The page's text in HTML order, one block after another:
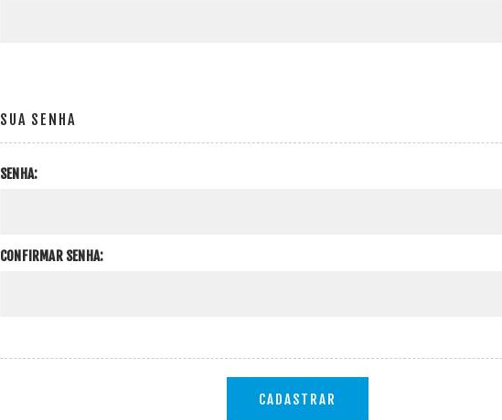
SUA SENHA
SENHA:
CONFIRMAR SENHA:
CADASTRAR